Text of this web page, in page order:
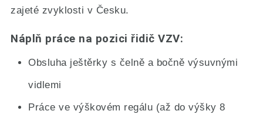
zajeté zvyklosti v Česku.
Náplň práce na pozici řidič VZV:
Obsluha ještěrky s čelně a bočně výsuvnými
vidlemi
Práce ve výškovém regálu (až do výšky 8